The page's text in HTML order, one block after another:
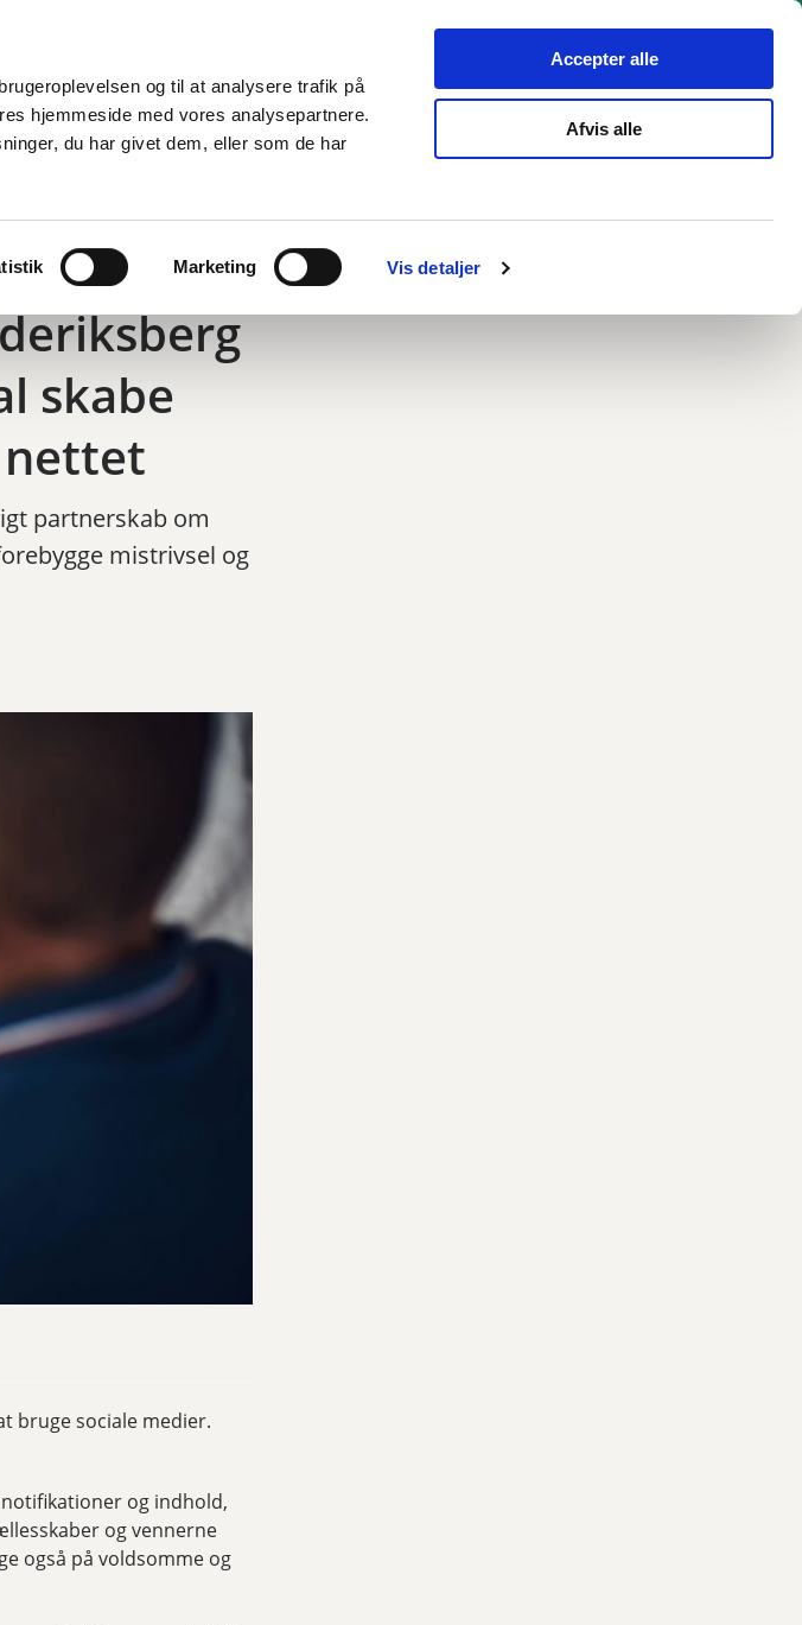
og til at analysere trafik på
hjemmeside med vores analysepartnere.
du har givet dem, eller som de har
Marketing Vis detaljer
Accepter alle
Afvis alle
oplevelser Job og ledighed
skabe
partnerskab om
mistrivsel og
bruge sociale medier.
og indhold,
og vennerne
også på voldsomme og